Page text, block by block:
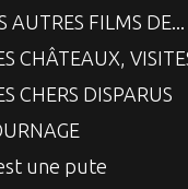
AUTRES FILMS DE...
CHÂTEAUX,
CHERS DISPARUS
une pute